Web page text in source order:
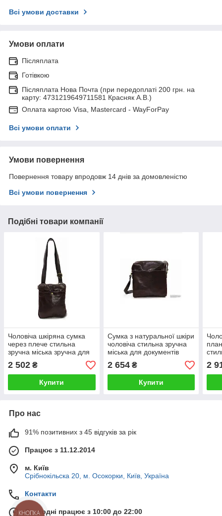
Всі умови доставки
Умови оплати
Післяплата
Готівкою
Післяплата Нова Почта (при передоплаті 200 грн. на
карту: 4731219649711581 Красняк А.В.)
Оплата картою Visa, Mastercard - WayForPay
Всі умови оплати
Умови повернення
Повернення товару впродовж 14 днів за домовленістю
Всі умови повернення
Подібні товари компанії
Чоловіча шкіряна сумка
через плече стильна
зручна міська зручна для
документів катана
2 502 ₴
Купити
Сумка з натуральної шкіри
чоловіча стильна зручна
міська для документів
через плече
2 654₴
Купити
2
Про нас
91% позитивних з 45 відгуків за рік
Працює з 11.12.2014
м. Київ
Срібнокільска 20, м. Осокорки, Київ, Україна
Контакти
Сьогодні працює з 10:00 до 22:00
КНОПКА